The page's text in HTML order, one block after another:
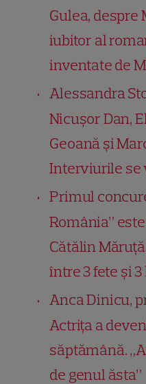
Gulea, despre
iubitor al
inventate de
Alessandra
Nicușor Dan,
Geoană și
Interviurile se
Primul
România”
Cătălin
între 3 fete și
Anca Dinicu,
Actrița a
săptămână.
de genul ăsta”